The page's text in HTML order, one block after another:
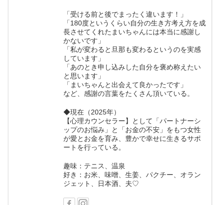
「受ける前と後でまったく違います！」
「180度というくらい自分の生き方考え方を成
長させてくれたまいちゃんには本当に感謝し
かないです」
「私が変わると旦那も変わるというのを実感
しています」
「あのとき申し込みした自分を褒め称えたい
と思います」
「まいちゃんと出会えて良かったです」
など、感謝の言葉をたくさん頂いている。
◆現在（2025年）
【心理カウンセラー】として「パートナーシ
ップのお悩み」と「お金の不安」をもつ女性
が愛とお金を育み、豊かで幸せに生きるサポ
ートを行っている。
趣味：テニス、温泉
好き：お米、味噌、生姜、パクチー、オラン
ジェット、日本酒、夫♡